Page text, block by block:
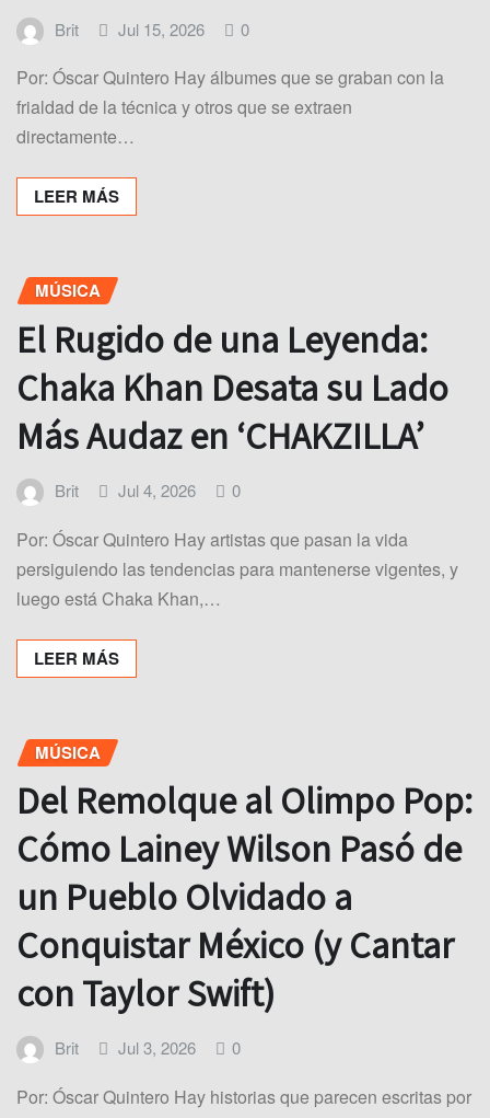
Brit Jul 15, 2026 0
Por: Óscar Quintero Hay álbumes que se graban con la
frialdad de la técnica y otros que se extraen
directamente…
LEER MÁS
MÚSICA
El Rugido de una Leyenda:
Chaka Khan Desata su Lado
Más Audaz en ‘CHAKZILLA’
Brit Jul 4, 2026 0
Por: Óscar Quintero Hay artistas que pasan la vida
persiguiendo las tendencias para mantenerse vigentes, y
luego está Chaka Khan,…
LEER MÁS
MÚSICA
Del Remolque al Olimpo Pop:
Cómo Lainey Wilson Pasó de
un Pueblo Olvidado a
Conquistar México (y Cantar
con Taylor Swift)
Brit Jul 3, 2026 0
Por: Óscar Quintero Hay historias que parecen escritas por